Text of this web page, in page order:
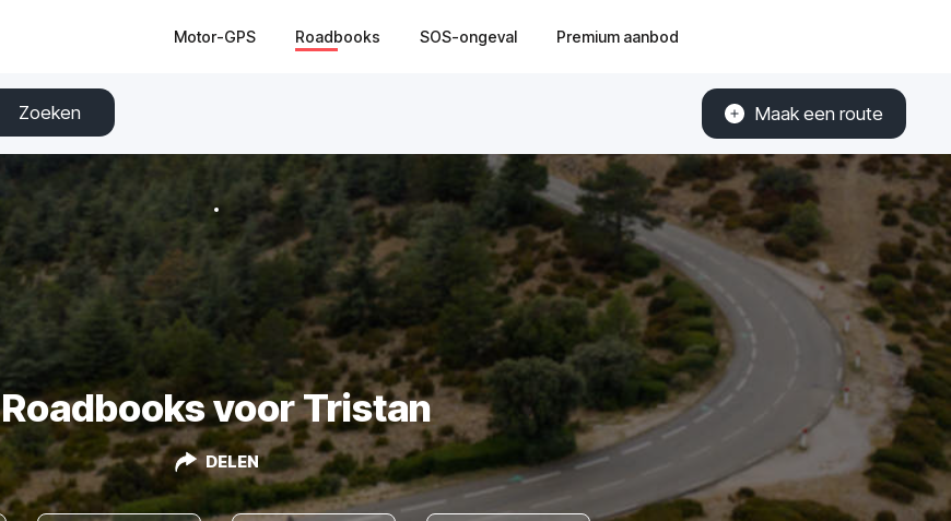
Motor-GPS Roadbooks SOS-ongeval Premium aanbod
Zoeken Maak een route
Roadbooks voor Tristan
DELEN